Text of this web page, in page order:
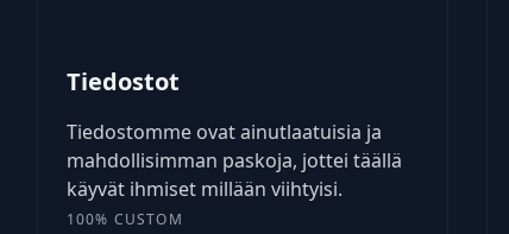
Tiedostot
Tiedostomme ovat ainutlaatuisia ja
mahdollisimman paskoja, jottei täällä
käyvät ihmiset millään viihtyisi.
100% CUSTOM